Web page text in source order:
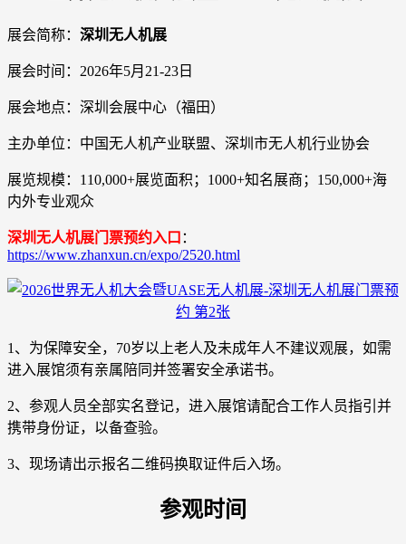
展会简称： 深圳无人机展
展会时间：2026年5月21-23日
展会地点：深圳会展中心（福田）
主办单位：中国无人机产业联盟、深圳市无人机行业协会
展览规模：110,000+展览面积；1000+知名展商；150,000+海
内外专业观众
深圳无人机展门票预约入口 ：
https://www.zhanxun.cn/expo/2520.html
1、为保障安全，70岁以上老人及未成年人不建议观展，如需
进入展馆须有亲属陪同并签署安全承诺书。
2、参观人员全部实名登记，进入展馆请配合工作人员指引并
携带身份证，以备查验。
3、现场请出示报名二维码换取证件后入场。
参观时间